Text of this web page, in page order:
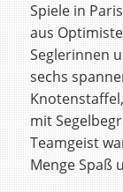
Spiele in
aus
Seglerinnen
sechs
mit
Teamgeist
Menge Spaß